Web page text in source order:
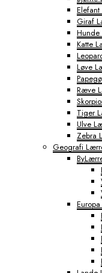
Giraf
Hunde
Katte
Løve
Ræve
Tiger
Ulve
Zebra
Geografi